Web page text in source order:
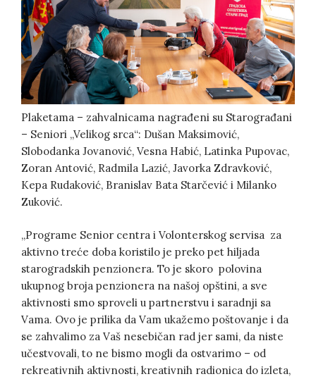
Plaketama – zahvalnicama nagrađeni su Starograđani
– Seniori „Velikog srca“: Dušan Maksimović,
Slobodanka Jovanović, Vesna Habić, Latinka Pupovac,
Zoran Antović, Radmila Lazić, Javorka Zdravković,
Kepa Rudaković, Branislav Bata Starčević i Milanko
Zuković.
„Programe Senior centra i Volonterskog servisa za
aktivno treće doba koristilo je preko pet hiljada
starogradskih penzionera. To je skoro polovina
ukupnog broja penzionera na našoj opštini, a sve
aktivnosti smo sproveli u partnerstvu i saradnji sa
Vama. Ovo je prilika da Vam ukažemo poštovanje i da
se zahvalimo za Vaš nesebičan rad jer sami, da niste
učestvovali, to ne bismo mogli da ostvarimo – od
rekreativnih aktivnosti, kreativnih radionica do izleta,